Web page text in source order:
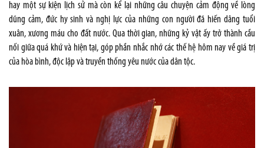
hay một sự kiện lịch sử mà còn kể lại những câu chuyện cảm động về lòng
dũng cảm, đức hy sinh và nghị lực của những con người đã hiến dâng tuổi
xuân, xương máu cho đất nước. Qua thời gian, những kỷ vật ấy trở thành cầu
nối giữa quá khứ và hiện tại, góp phần nhắc nhớ các thế hệ hôm nay về giá trị
của hòa bình, độc lập và truyền thống yêu nước của dân tộc.